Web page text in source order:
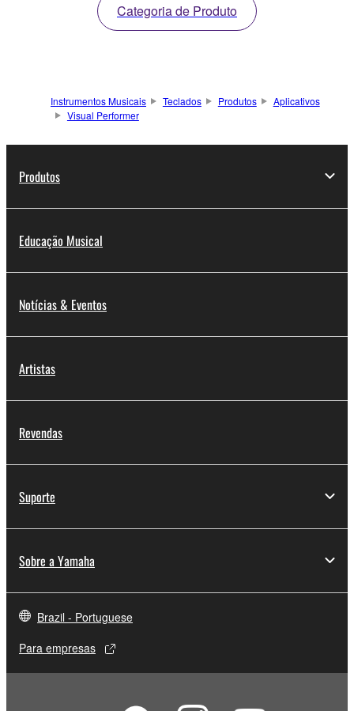
Categoria de Produto
Instrumentos Musicais Teclados Produtos
Aplicativos
Visual Performer
Produtos
Educação Musical
Notícias & Eventos
Artistas
Revendas
Suporte
Sobre a Yamaha
Brazil - Portuguese
Para empresas